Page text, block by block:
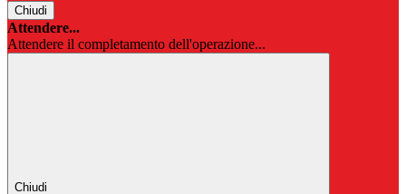
Chiudi
Attendere...
Attendere il completamento dell'operazione...
Chiudi